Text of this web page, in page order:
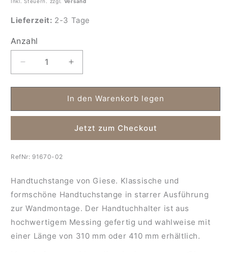
Lieferzeit: 2-3 Tage
Anzahl
Anzahl
Verringere
die
Menge
Giese
Ausführung
Erhöhe
die
Menge
für
Giese
starre
Ausführung
In den Warenkorb legen
Jetzt zum Checkout
RefNr: 91670-02
Handtuchstange von Giese. Klassische und
formschöne Handtuchstange in starrer Ausführung
zur Wandmontage. Der Handtuchhalter ist aus
hochwertigem Messing gefertig und wahlweise mit
einer Länge von 310 mm oder 410 mm erhältlich.